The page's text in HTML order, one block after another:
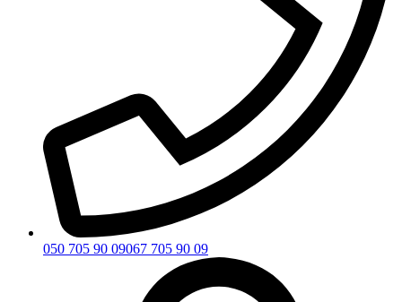
050 705 90 09067 705 90 09